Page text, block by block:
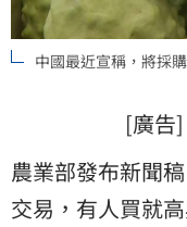
中國最近宣稱，將採
[廣告
農業部發布新聞
交易，有人買就